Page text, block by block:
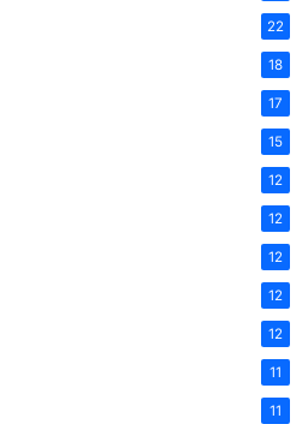
22
18
17
15
12
12
12
12
12
11
11